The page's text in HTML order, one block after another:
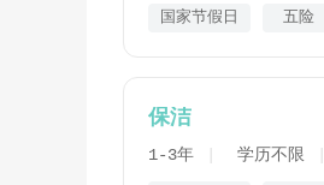
国家节假日 五险
保洁
1-3年 学历不限